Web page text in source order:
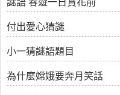
謎語 春遊一日賞花前
付出愛心猜謎
小一猜謎語題目
為什麼嫦娥要奔月笑話